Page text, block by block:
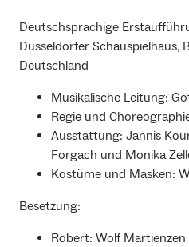
Deutschsprachige
Düsseldorfer Schauspielhaus,
Deutschland
Musikalische Leitung:
Regie und
Ausstattung: Jannis
Forgach und Monika
Kostüme und Masken:
Besetzung:
Robert: Wolf Martienzen